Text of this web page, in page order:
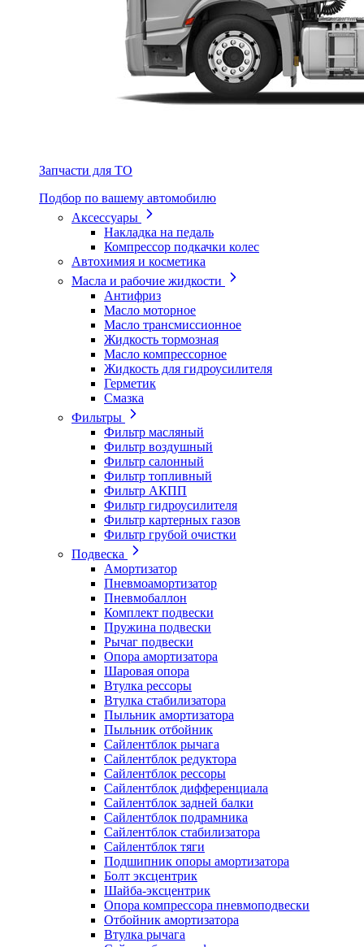
Запчасти для ТО
Подбор по вашему автомобилю
Аксессуары
Накладка на педаль
Компрессор подкачки колес
Автохимия и косметика
Масла и рабочие жидкости
Антифриз
Масло моторное
Масло трансмиссионное
Жидкость тормозная
Масло компрессорное
Жидкость для гидроусилителя
Герметик
Смазка
Фильтры
Фильтр масляный
Фильтр воздушный
Фильтр салонный
Фильтр топливный
Фильтр АКПП
Фильтр гидроусилителя
Фильтр картерных газов
Фильтр грубой очистки
Подвеска
Амортизатор
Пневмоамортизатор
Пневмобаллон
Комплект подвески
Пружина подвески
Рычаг подвески
Опора амортизатора
Шаровая опора
Втулка рессоры
Втулка стабилизатора
Пыльник амортизатора
Пыльник отбойник
Сайлентблок рычага
Сайлентблок редуктора
Сайлентблок рессоры
Сайлентблок дифференциала
Сайлентблок задней балки
Сайлентблок подрамника
Сайлентблок стабилизатора
Сайлентблок тяги
Подшипник опоры амортизатора
Болт эксцентрик
Шайба-эксцентрик
Опора компрессора пневмоподвески
Отбойник амортизатора
Втулка рычага